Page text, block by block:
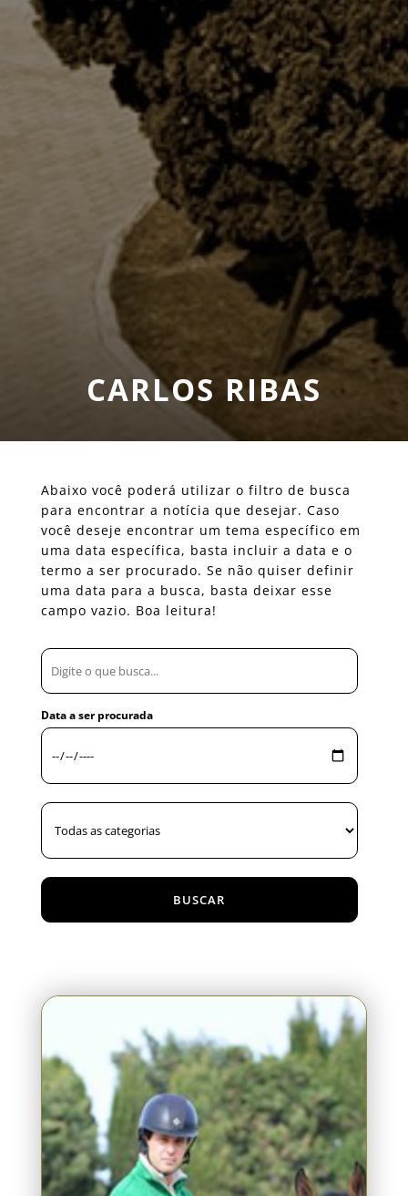
CARLOS RIBAS
Abaixo você poderá utilizar o filtro de busca
para encontrar a notícia que desejar. Caso
você deseje encontrar um tema específico em
uma data específica, basta incluir a data e o
termo a ser procurado. Se não quiser definir
uma data para a busca, basta deixar esse
campo vazio. Boa leitura!